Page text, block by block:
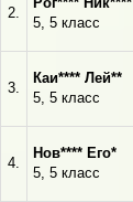
2.
5, 5 класс
3.
Каи**** Лей**
5, 5 класс
4.
Нов**** Его*
5, 5 класс